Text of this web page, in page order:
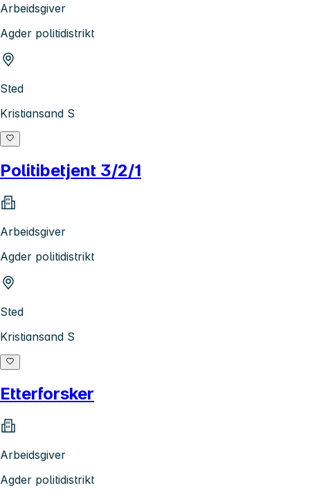
Arbeidsgiver
Agder politidistrikt
Sted
Kristiansand S
Politibetjent 3/2/1
Arbeidsgiver
Agder politidistrikt
Sted
Kristiansand S
Etterforsker
Arbeidsgiver
Agder politidistrikt